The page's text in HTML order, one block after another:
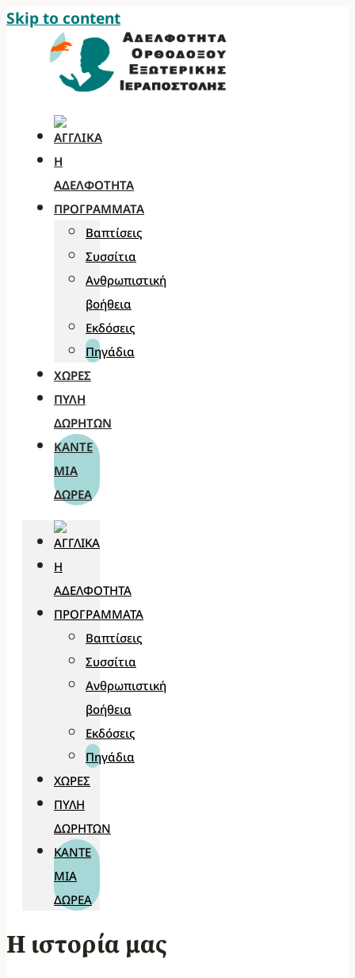
Skip to content
Η
ΑΔΕΛΦΌΤΗΤΑ
ΠΡΟΓΡΆΜΜΑΤΑ
Βαπτίσεις
Συσσίτια
Ανθρωπιστική
βοήθεια
Εκδόσεις
Πηγάδια
ΧΏΡΕΣ
ΠΎΛΗ
ΔΩΡΗΤΏΝ
ΚΆΝΤΕ
ΜΊΑ
ΔΩΡΕΆ
Η
ΑΔΕΛΦΌΤΗΤΑ
ΠΡΟΓΡΆΜΜΑΤΑ
Βαπτίσεις
Συσσίτια
Ανθρωπιστική
βοήθεια
Εκδόσεις
Πηγάδια
ΧΏΡΕΣ
ΠΎΛΗ
ΔΩΡΗΤΏΝ
ΚΆΝΤΕ
ΜΊΑ
ΔΩΡΕΆ
Η ιστορία μας